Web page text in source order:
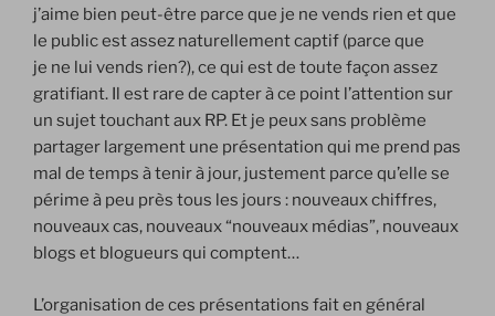
j’aime bien peut-être parce que je ne vends rien et que
le public est assez naturellement captif (parce que
je ne lui vends rien?), ce qui est de toute façon assez
gratifiant. Il est rare de capter à ce point l’attention sur
un sujet touchant aux RP. Et je peux sans problème
partager largement une présentation qui me prend pas
mal de temps à tenir à jour, justement parce qu’elle se
périme à peu près tous les jours : nouveaux chiffres,
nouveaux cas, nouveaux “nouveaux médias”, nouveaux
blogs et blogueurs qui comptent…
L’organisation de ces présentations fait en général